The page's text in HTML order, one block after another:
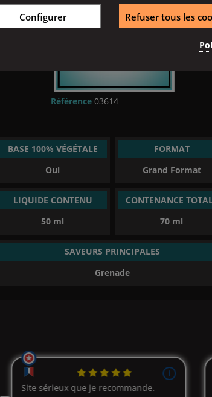
(17 avis)
Référence 03614
BASE 100% VÉGÉTALE
Oui
FORMAT
Grand Format
LIQUIDE CONTENU
50 ml
CONTENANCE
70 ml
SAVEURS PRINCIPALES
Grenade
Refuser tous les
Configurer